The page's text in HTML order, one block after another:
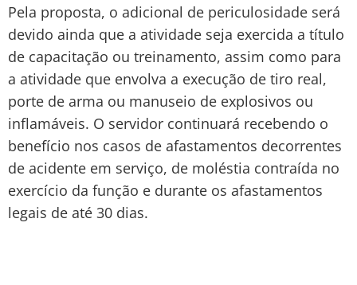
Pela proposta, o adicional de periculosidade será
devido ainda que a atividade seja exercida a título
de capacitação ou treinamento, assim como para
a atividade que envolva a execução de tiro real,
porte de arma ou manuseio de explosivos ou
inflamáveis. O servidor continuará recebendo o
benefício nos casos de afastamentos decorrentes
de acidente em serviço, de moléstia contraída no
exercício da função e durante os afastamentos
legais de até 30 dias.